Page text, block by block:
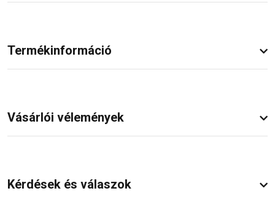
Termékinformáció
Vásárlói vélemények
Kérdések és válaszok